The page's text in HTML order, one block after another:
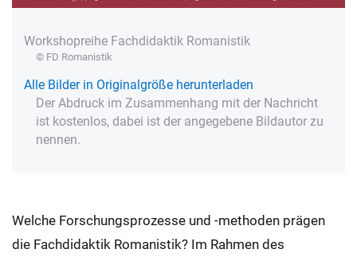
Workshopreihe Fachdidaktik Romanistik
© FD Romanistik
Alle Bilder in Originalgröße herunterladen
Der Abdruck im Zusammenhang mit der Nachricht
ist kostenlos, dabei ist der angegebene Bildautor zu
nennen.
Welche Forschungsprozesse und -methoden prägen
die Fachdidaktik Romanistik? Im Rahmen des